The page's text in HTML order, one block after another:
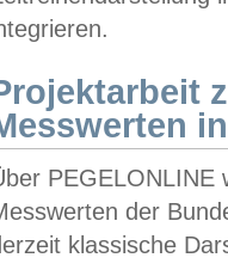
PEGELONLINE
der
klassische